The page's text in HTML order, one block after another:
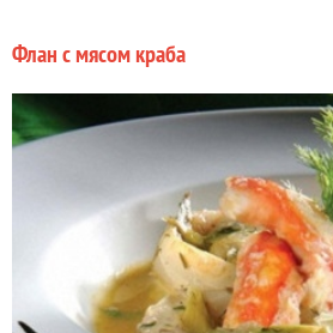
Флан с мясом краба